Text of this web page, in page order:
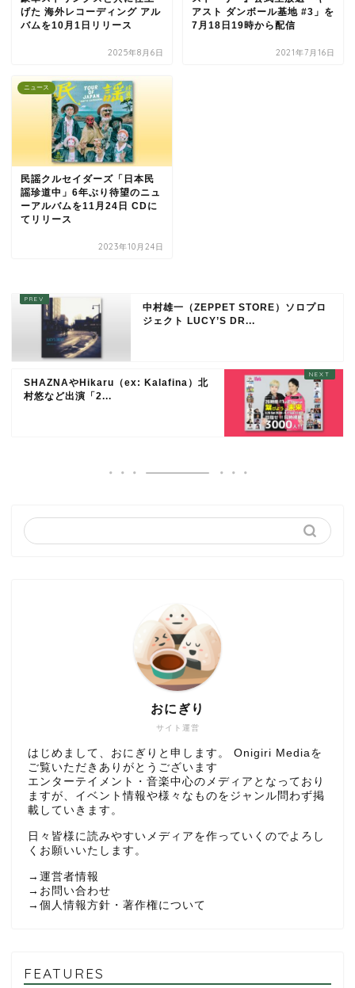
げた 海外レコーディング アル
バムを10月1日リリース
2025年8月6日
アスト ダンボール基地 #3」を
7月18日19時から配信
2021年7月16日
ニュース
民謡クルセイダーズ「日本民
謡珍道中」6年ぶり待望のニュ
ーアルバムを11月24日 CDに
てリリース
2023年10月24日
中村雄一（ZEPPET STORE）ソロプロ
ジェクト LUCY’S DR...
SHAZNAやHikaru（ex: Kalafina）北
村悠など出演「2...
サイト運営
おにぎり
はじめまして、おにぎりと申します。 Onigiri Mediaを
ご覧いただきありがとうございます
エンターテイメント・音楽中心のメディアとなっており
ますが、イベント情報や様々なものをジャンル問わず掲
載していきます。
日々皆様に読みやすいメディアを作っていくのでよろし
くお願いいたします。
→ 運営者情報
→ お問い合わせ
→ 個人情報方針・著作権について
FEATURES